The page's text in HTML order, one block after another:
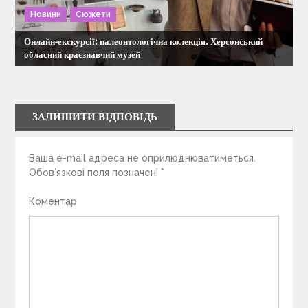
Новини Сюжети
Онлайн-екскурсії: палеонтологічна колекція. Херсонський
обласний краєзнавчий музей
ЗАЛИШИТИ ВІДПОВІДЬ
Ваша e-mail адреса не оприлюднюватиметься.
Обов’язкові поля позначені *
Коментар